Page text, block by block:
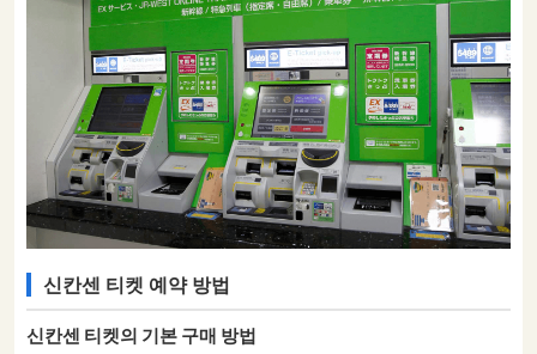
신칸센 티켓 예약 방법
신칸센 티켓의 기본 구매 방법